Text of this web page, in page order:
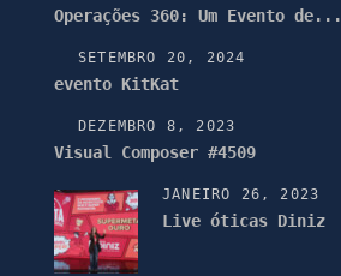
Operações 360: Um Evento de...
SETEMBRO 20, 2024
evento KitKat
DEZEMBRO 8, 2023
Visual Composer #4509
JANEIRO 26, 2023
Live óticas Diniz